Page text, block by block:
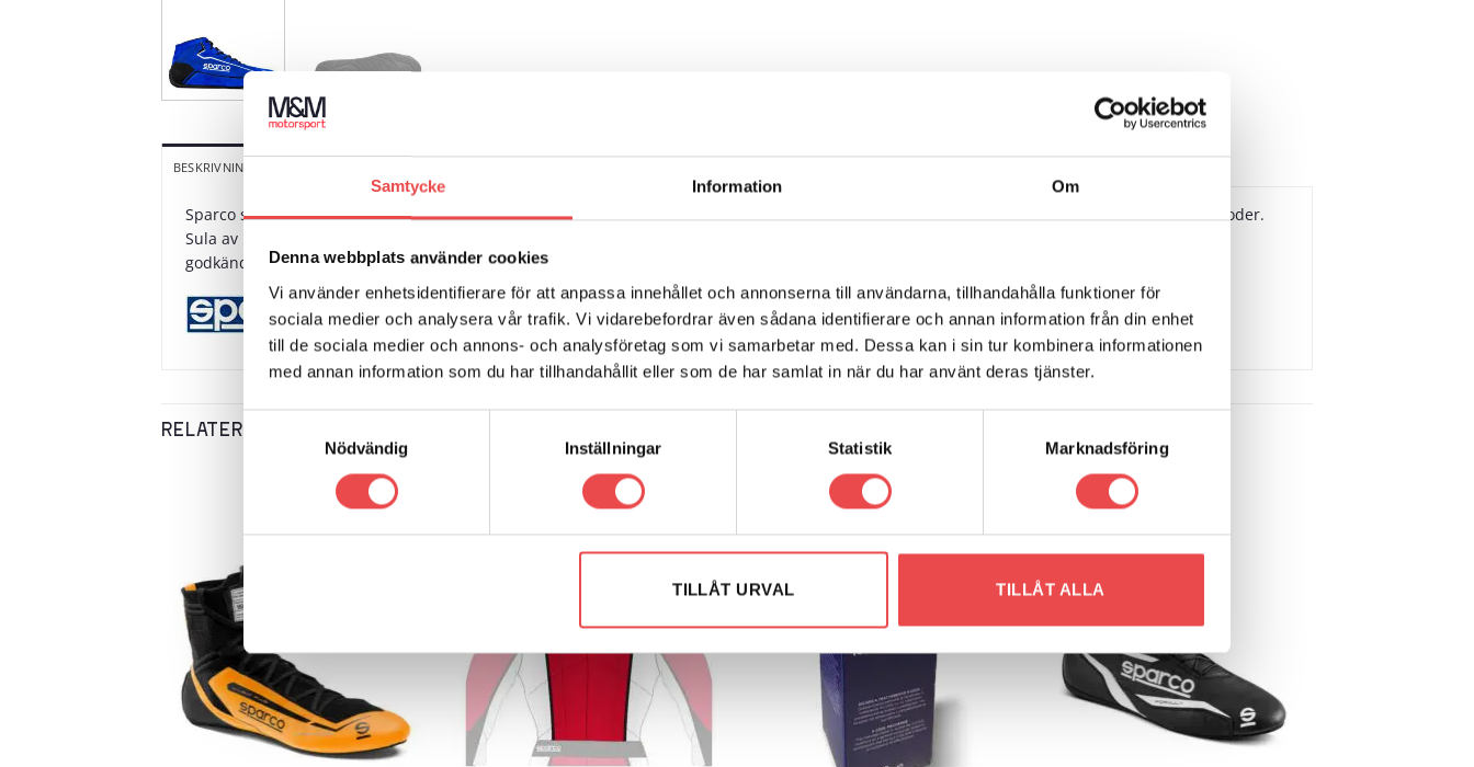
Samtycke Information Om
Denna webbplats använder cookies
Vi använder enhetsidentifierare för att anpassa innehållet och annonserna till användarna, tillhandahålla funktioner för
sociala medier och analysera vår trafik. Vi vidarebefordrar även sådana identifierare och annan information från din enhet
till de sociala medier och annons- och analysföretag som vi samarbetar med. Dessa kan i sin tur kombinera informationen
med annan information som du har tillhandahållit eller som de har samlat in när du har använt deras tjänster.
Nödvändig
Inställningar Statistik Marknadsföring
TILLÅT URVAL TILLÅT ALLA
BESKRIVNING
Sparco sko Slalom+, låg modell sydd i mockaskinn med perforeringar i plös och ytterkappa. Förstärkt häl av läder. Antibakteriellt luftigt innerfoder.
Sula av naturgummi med differentierade greppytor. Logotypen tryckt med med transfer. Vikt för storlek 42:330 gr. FIA 8856-2018 och SFI 3.3/5
godkända.
RELATERADE PRODUKTER
wishlist
wishlist
wishlist